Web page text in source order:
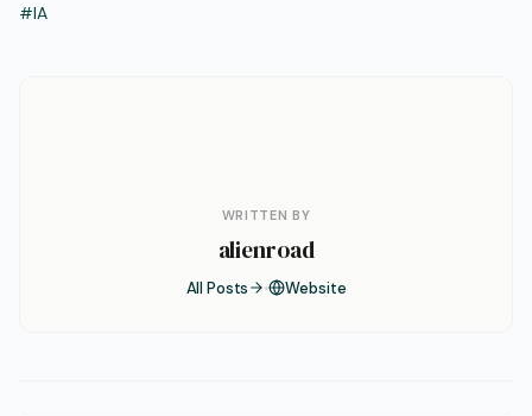
#IA
WRITTEN BY
alienroad
All Posts Website